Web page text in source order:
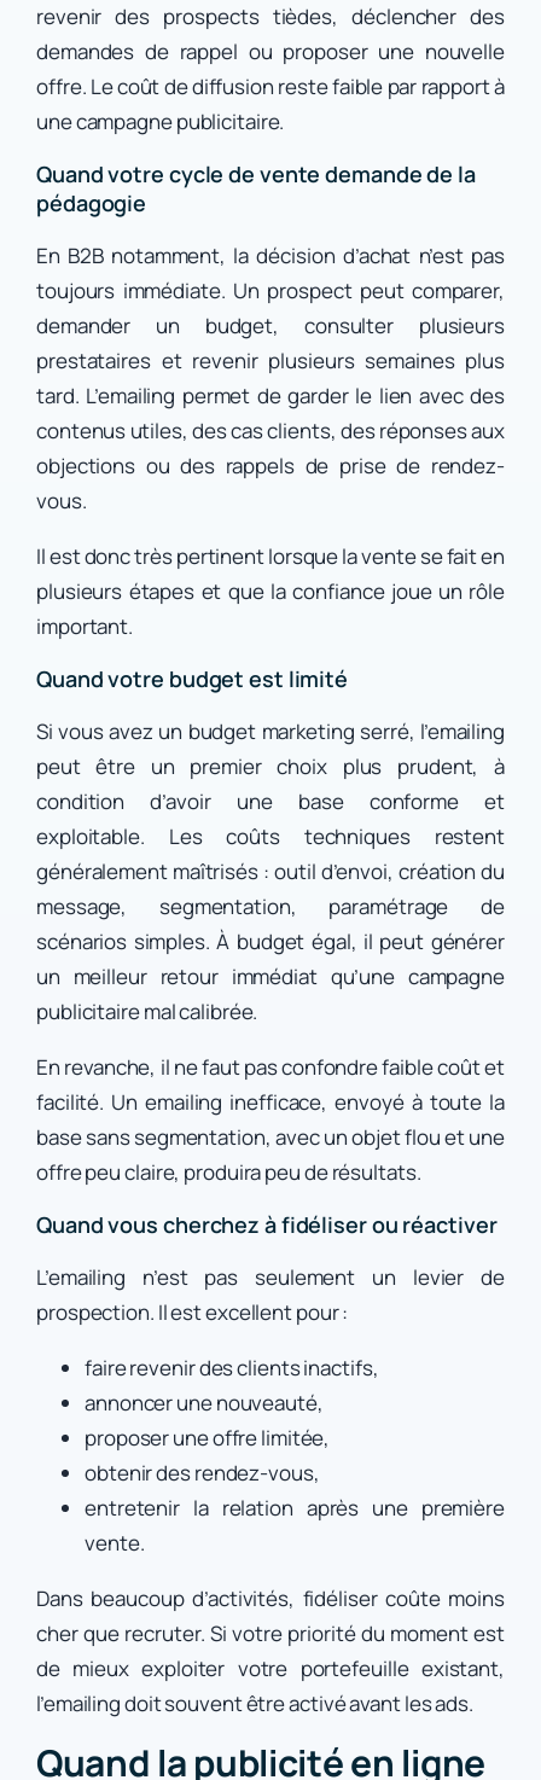
revenir des prospects tièdes, déclencher des
demandes de rappel ou proposer une nouvelle
offre. Le coût de diffusion reste faible par rapport à
une campagne publicitaire.
Quand votre cycle de vente demande de la
pédagogie
En B2B notamment, la décision d’achat n’est pas
toujours immédiate. Un prospect peut comparer,
demander un budget, consulter plusieurs
prestataires et revenir plusieurs semaines plus
tard. L’emailing permet de garder le lien avec des
contenus utiles, des cas clients, des réponses aux
objections ou des rappels de prise de rendez-
vous.
Il est donc très pertinent lorsque la vente se fait en
plusieurs étapes et que la confiance joue un rôle
important.
Quand votre budget est limité
Si vous avez un budget marketing serré, l’emailing
peut être un premier choix plus prudent, à
condition d’avoir une base conforme et
exploitable. Les coûts techniques restent
généralement maîtrisés : outil d’envoi, création du
message, segmentation, paramétrage de
scénarios simples. À budget égal, il peut générer
un meilleur retour immédiat qu’une campagne
publicitaire mal calibrée.
En revanche, il ne faut pas confondre faible coût et
facilité. Un emailing inefficace, envoyé à toute la
base sans segmentation, avec un objet flou et une
offre peu claire, produira peu de résultats.
Quand vous cherchez à fidéliser ou réactiver
L’emailing n’est pas seulement un levier de
prospection. Il est excellent pour :
faire revenir des clients inactifs,
annoncer une nouveauté,
proposer une offre limitée,
obtenir des rendez-vous,
entretenir la relation après une première
vente.
Dans beaucoup d’activités, fidéliser coûte moins
cher que recruter. Si votre priorité du moment est
de mieux exploiter votre portefeuille existant,
l’emailing doit souvent être activé avant les ads.
Quand la publicité en ligne